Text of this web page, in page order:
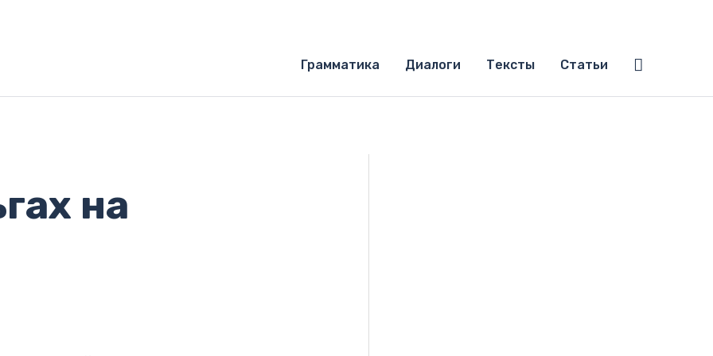
Грамматика Диалоги Тексты Статьи Поиск
на